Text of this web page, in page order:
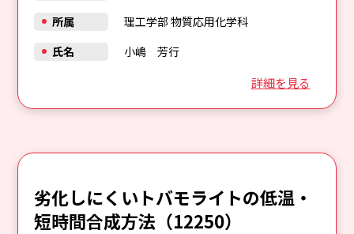
詳細を見る
所属
理工学部 物質応用化学科
氏名
小嶋 芳行
劣化しにくいトバモライトの低温・
短時間合成方法（12250）